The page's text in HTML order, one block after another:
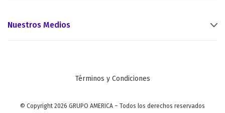
Nuestros Medios
Términos y Condiciones
© Copyright 2026 GRUPO AMERICA – Todos los derechos reservados